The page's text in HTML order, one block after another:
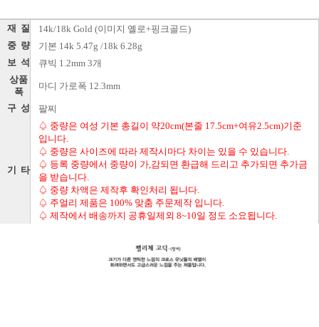
재 질 14k/18k Gold (이미지 옐로+핑크골드)
중 량 기본 14k 5.47g /18k 6.28g
보 석 큐빅 1.2mm 3개
상품
폭
마디 가로폭 12.3mm
구 성 팔찌
기 타
♤ 중량은 여성 기본 총길이 약20cm(본줄 17.5cm+여유2.5cm)기준
입니다.
♤ 중량은 사이즈에 따라 제작시마다 차이는 있을 수 있습니다.
♤ 등록 중량에서 중량이 가,감되면 환급해 드리고 추가되면 추가금
을 받습니다.
♤ 중량 차액은 제작후 확인처리 됩니다.
♤ 주얼리 제품은 100% 맞춤 주문제작 입니다.
♤ 제작에서 배송까지 공휴일제외 8~10일 정도 소요됩니다.